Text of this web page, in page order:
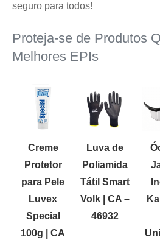
seguro para todos!
Proteja-se de Produtos
Melhores EPIs
Creme
Protetor
para Pele
Luvex
Special
100g | CA
Luva de
Poliamida
Tátil Smart
Volk | CA –
46932